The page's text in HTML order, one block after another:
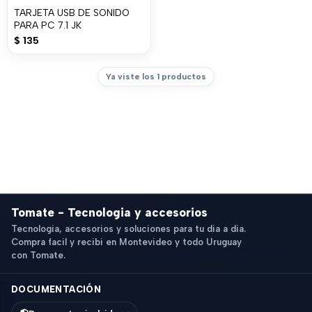
TARJETA USB DE SONIDO
PARA PC 7.1 JK
$ 135
Ya viste los 1 productos
Tomate - Tecnologia y accesorios
Tecnologia, accesorios y soluciones para tu dia a dia.
Compra facil y recibi en Montevideo y todo Uruguay
con Tomate.
DOCUMENTACIÓN